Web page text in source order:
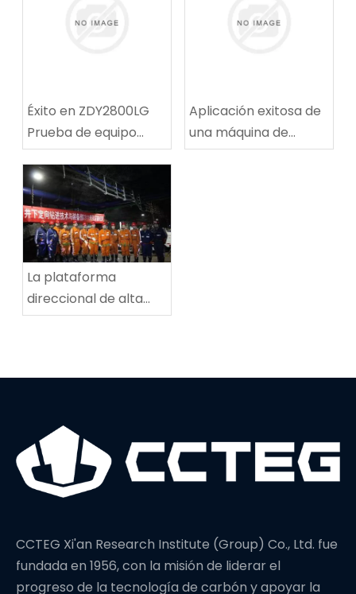
Éxito en ZDY2800LG
Prueba de equipo
técnico de
perforación espiral de
alta velocidad
Aplicación exitosa de
una máquina de
reparación de rutas
La plataforma
direccional de alta
potencia establece
CCTEG Xi'an Research Institute (Group) Co., Ltd. fue
fundada en 1956, con la misión de liderar el
progreso de la tecnología de carbón y apoyar la